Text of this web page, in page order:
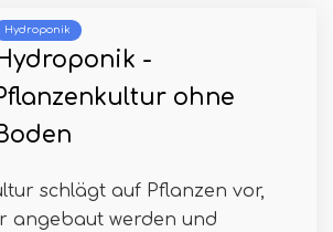
Hydroponik
-
ohne
schlägt auf Pflanzen vor,
angebaut werden und